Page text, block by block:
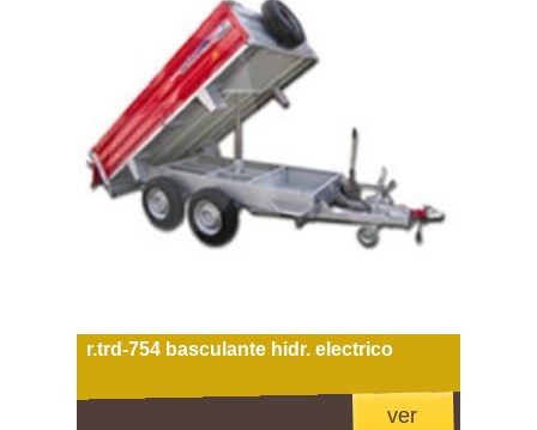
r.trd-754 basculante hidr. electrico
ver